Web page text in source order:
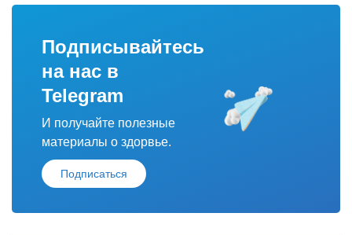
Подписывайтесь
на нас в
Telegram
И получайте полезные
материалы о здорвье.
Подписаться